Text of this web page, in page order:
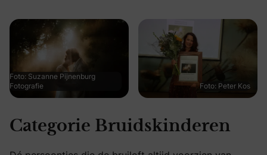
Foto: Suzanne Pijnenburg
Fotografie
Foto: Peter Kos
Categorie Bruidskinderen